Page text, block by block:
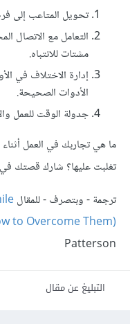
تحويل المتاعب إلى
التعامل مع الاتصال
مشتات للانتباه.
إدارة الاختلاف في
الأدوات الصحيحة.
جدولة الوقت للعمل
ما هي تجاربك في العمل
تغلبت عليها؟ شارك قصتك في
ترجمة - وبتصرف - للمقال ‎
to Overcome Them)
Patterson
التبليغ عن مقال